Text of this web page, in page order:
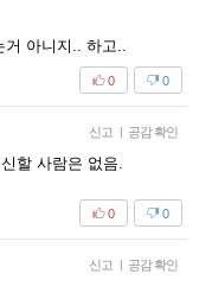
거 아니지.. 하고..
0
0
신고 | 공감 확인
할 사람은 없음.
0
0
신고 | 공감 확인